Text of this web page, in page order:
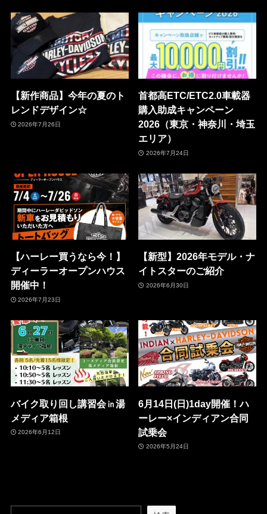
【新作商品】今年の夏のト
レンドデザイン☆
2026年7月26日
首都高ETC/ETC2.0車載器
購入助成キャンペーン
2026（東京・神奈川・埼玉
エリア）
2026年7月24日
【ハーレー買うなら今！】
ディーラーオープンハウス
開催中！
2026年7月23日
【新型】2026年モデル・ナ
イトスターのご紹介
2026年6月30日
バイク取り回し講習会㏌湯
メディア箱根
2026年6月12日
6月14日(日)1day開催！ハ
ーレー×インディアン合同
試乗会
2026年5月24日